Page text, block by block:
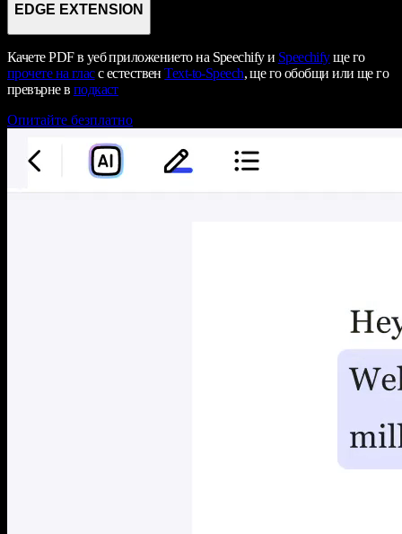
EDGE EXTENSION
Качете PDF в уеб приложението на Speechify и Speechifyще го
прочете на гласс естественText-to-Speech, ще го обобщи или ще го
превърне в подкаст
Опитайте безплатно